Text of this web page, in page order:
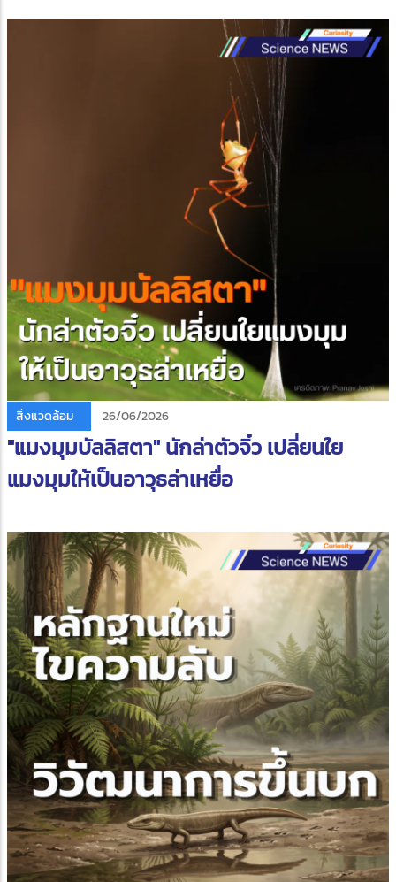
สิ่งแวดล้อม 26/06/2026
"แมงมุมบัลลิสตา" นักล่าตัวจิ๋ว เปลี่ยนใย
แมงมุมให้เป็นอาวุธล่าเหยื่อ